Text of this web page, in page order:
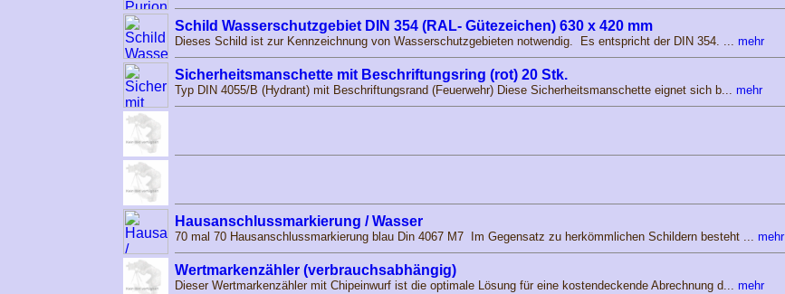
Schild Wasserschutzgebiet DIN 354 (RAL- Gütezeichen) 630 x 420 mm
Dieses Schild ist zur Kennzeichnung von Wasserschutzgebieten notwendig. Es entspricht der DIN 354. ... mehr
Sicherheitsmanschette mit Beschriftungsring (rot) 20 Stk.
Typ DIN 4055/B (Hydrant) mit Beschriftungsrand (Feuerwehr) Diese Sicherheitsmanschette eignet sich b... mehr
Hausanschlussmarkierung / Wasser
70 mal 70 Hausanschlussmarkierung blau Din 4067 M7 Im Gegensatz zu herkömmlichen Schildern besteht ... mehr
Wertmarkenzähler (verbrauchsabhängig)
Dieser Wertmarkenzähler mit Chipeinwurf ist die optimale Lösung für eine kostendeckende Abrechnung d... mehr